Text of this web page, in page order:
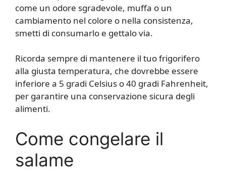
come un odore sgradevole, muffa o un
cambiamento nel colore o nella consistenza,
smetti di consumarlo e gettalo via.
Ricorda sempre di mantenere il tuo frigorifero
alla giusta temperatura, che dovrebbe essere
inferiore a 5 gradi Celsius o 40 gradi Fahrenheit,
per garantire una conservazione sicura degli
alimenti.
Come congelare il
salame